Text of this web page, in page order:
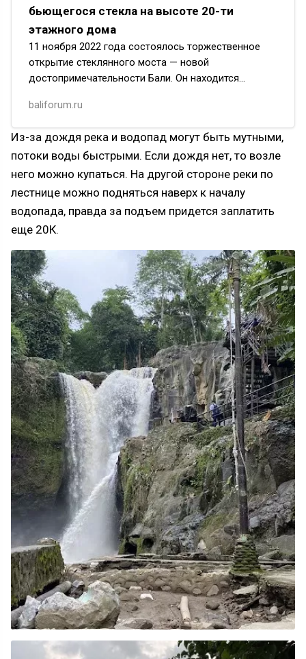
бьющегося стекла на высоте 20-ти
этажного дома
11 ноября 2022 года состоялось торжественное
открытие стеклянного моста — новой
достопримечательности Бали. Он находится
Тегенунган, и соединяет деревни…
baliforum.ru
Из-за дождя река и водопад могут быть мутными,
потоки воды быстрыми. Если дождя нет, то возле
него можно купаться. На другой стороне реки по
лестнице можно подняться наверх к началу
водопада, правда за подъем придется заплатить
еще 20К.